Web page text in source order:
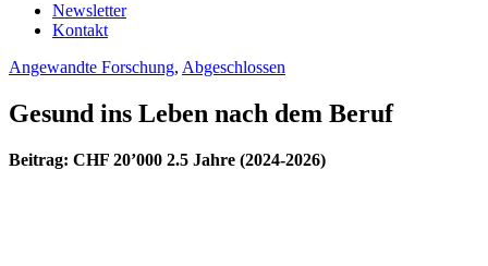
Newsletter
Kontakt
Angewandte Forschung, Abgeschlossen
Gesund ins Leben nach dem Beruf
Beitrag: CHF 20’000 2.5 Jahre (2024-2026)